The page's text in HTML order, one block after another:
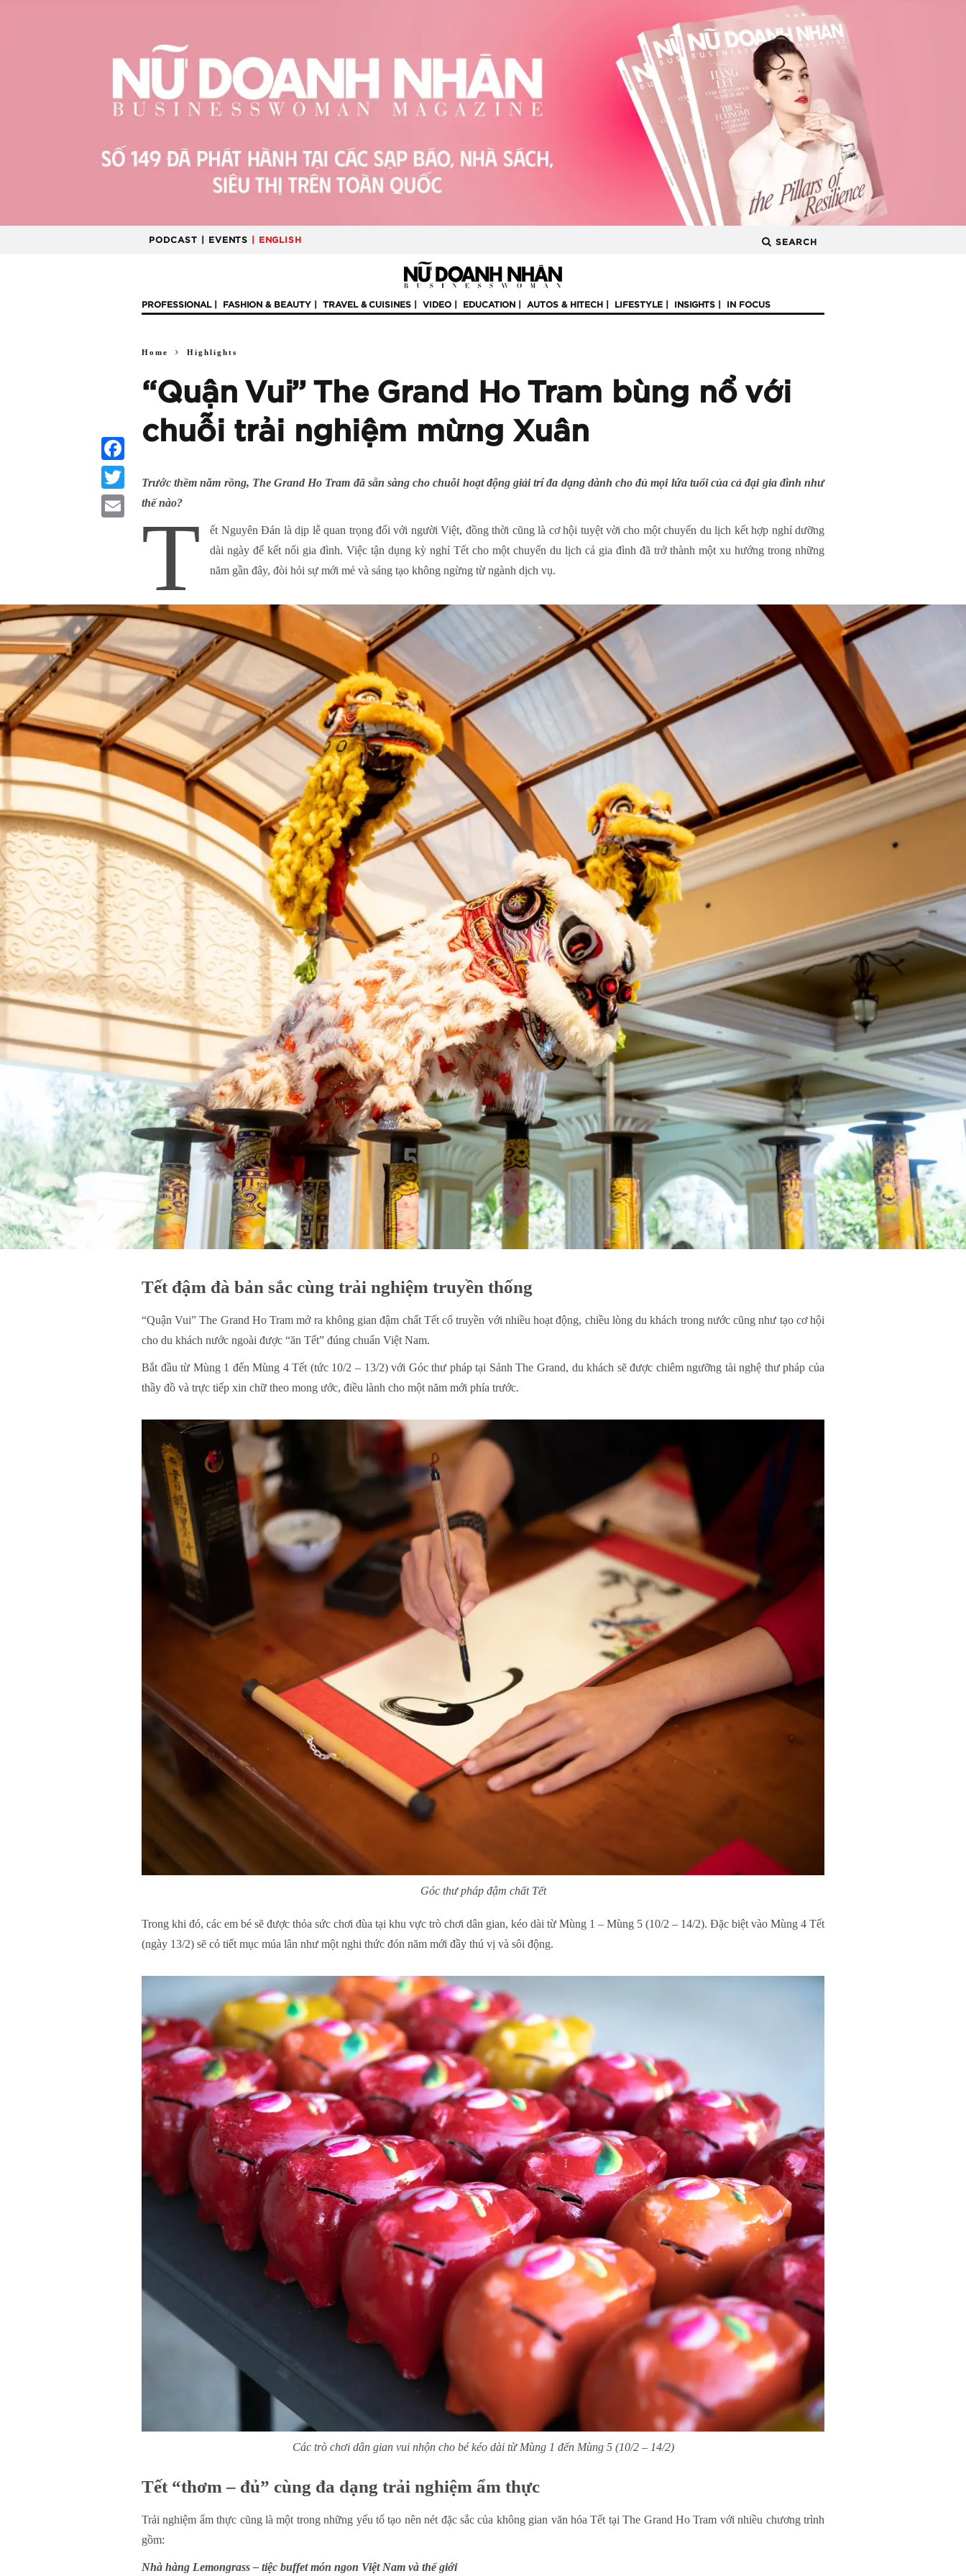
PODCAST | EVENTS | ENGLISH SEARCH
PROFESSIONAL FASHION & BEAUTY TRAVEL & CUISINES VIDEO EDUCATION AUTOS & HITECH LIFESTYLE INSIGHTS IN FOCUS
Home Highlights
“Quận Vui” The Grand Ho Tram bùng nổ với
chuỗi trải nghiệm mừng Xuân
Trước thềm năm rồng, The Grand Ho Tram đã sẵn sàng cho chuỗi hoạt động giải trí đa dạng dành cho đủ mọi lứa tuổi của cả đại gia đình như
thế nào?
T
ết Nguyên Đán là dịp lễ quan trọng đối với người Việt, đồng thời cũng là cơ hội tuyệt vời cho một chuyến du lịch kết hợp nghỉ dưỡng
dài ngày để kết nối gia đình. Việc tận dụng kỳ nghỉ Tết cho một chuyến du lịch cả gia đình đã trở thành một xu hướng trong những
năm gần đây, đòi hỏi sự mới mẻ và sáng tạo không ngừng từ ngành dịch vụ.
Tết đậm đà bản sắc cùng trải nghiệm truyền thống
“Quận Vui” The Grand Ho Tram mở ra không gian đậm chất Tết cổ truyền với nhiều hoạt động, chiều lòng du khách trong nước cũng như tạo cơ hội
cho du khách nước ngoài được “ăn Tết” đúng chuẩn Việt Nam.
Bắt đầu từ Mùng 1 đến Mùng 4 Tết (tức 10/2 – 13/2) với Góc thư pháp tại Sảnh The Grand, du khách sẽ được chiêm ngưỡng tài nghệ thư pháp của
thầy đồ và trực tiếp xin chữ theo mong ước, điều lành cho một năm mới phía trước.
Góc thư pháp đậm chất Tết
Trong khi đó, các em bé sẽ được thỏa sức chơi đùa tại khu vực trò chơi dân gian, kéo dài từ Mùng 1 – Mùng 5 (10/2 – 14/2). Đặc biệt vào Mùng 4 Tết
(ngày 13/2) sẽ có tiết mục múa lân như một nghi thức đón năm mới đầy thú vị và sôi động.
Các trò chơi dân gian vui nhộn cho bé kéo dài từ Mùng 1 đến Mùng 5 (10/2 – 14/2)
Tết “thơm – đủ” cùng đa dạng trải nghiệm ẩm thực
Trải nghiệm ẩm thực cũng là một trong những yếu tố tạo nên nét đặc sắc của không gian văn hóa Tết tại The Grand Ho Tram với nhiều chương trình
gồm:
Nhà hàng Lemongrass – tiệc buffet món ngon Việt Nam và thế giới
Facebook
Twitter